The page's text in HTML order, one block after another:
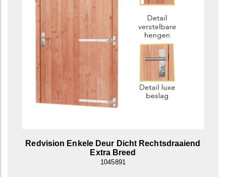
Redvision Enkele Deur Dicht Rechtsdraaiend
Extra Breed
1045891